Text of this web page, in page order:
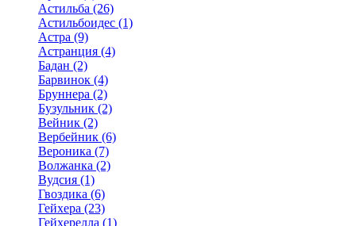
Астильба (26)
Астильбоидес (1)
Астра (9)
Астранция (4)
Бадан (2)
Барвинок (4)
Бруннера (2)
Бузульник (2)
Вейник (2)
Вербейник (6)
Вероника (7)
Волжанка (2)
Вудсия (1)
Гвоздика (6)
Гейхера (23)
Гейхерелла (1)